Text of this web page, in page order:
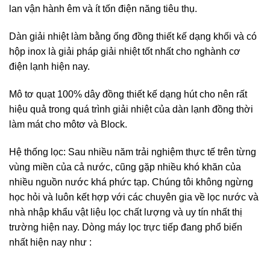
lan vận hành êm và ít tốn điện năng tiêu thụ.
Dàn giải nhiệt làm bằng ống đồng thiết kế dạng khối và có
hộp inox là giải pháp giải nhiệt tốt nhất cho nghành cơ
điện lạnh hiện nay.
Mô tơ quạt 100% dây đồng thiết kế dạng hút cho nên rất
hiệu quả trong quá trình giải nhiệt của dàn lạnh đồng thời
làm mát cho môtơ và Block.
Hệ thống lọc: Sau nhiều năm trải nghiệm thực tế trên từng
vùng miền của cả nước, cũng gặp nhiều khó khăn của
nhiều nguồn nước khá phức tạp. Chúng tôi không ngừng
học hỏi và luôn kết hợp với các chuyên gia về lọc nước và
nhà nhập khẩu vật liệu lọc chất lượng và uy tín nhất thị
trường hiện nay. Dòng máy lọc trực tiếp đang phổ biến
nhất hiện nay như :